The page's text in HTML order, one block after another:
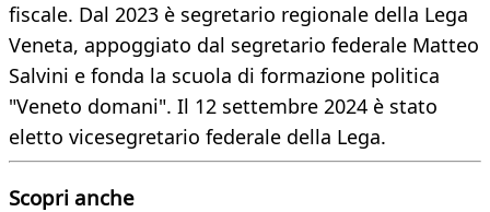
fiscale. Dal 2023 è segretario regionale della Lega
Veneta, appoggiato dal segretario federale Matteo
Salvini e fonda la scuola di formazione politica
"Veneto domani". Il 12 settembre 2024 è stato
eletto vicesegretario federale della Lega.
Scopri anche